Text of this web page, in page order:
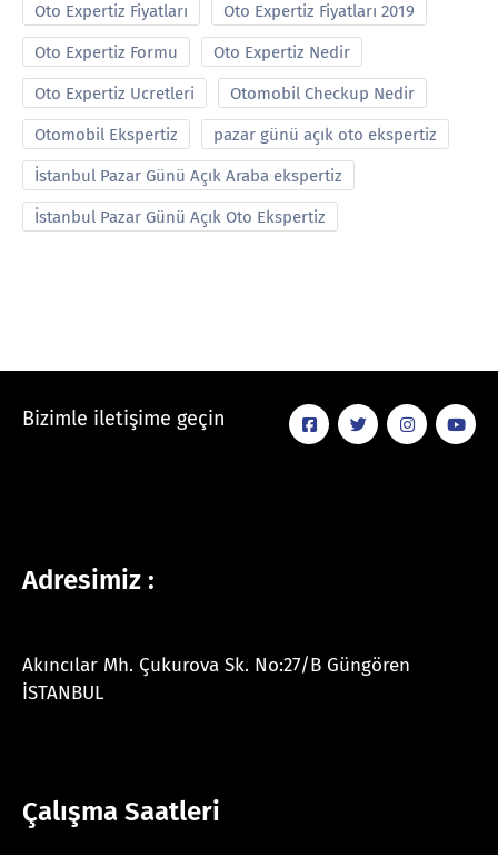
Oto Expertiz Fiyatları Oto Expertiz Fiyatları 2019
Oto Expertiz Formu Oto Expertiz Nedir
Oto Expertiz Ucretleri Otomobil Checkup Nedir
Otomobil Ekspertiz pazar günü açık oto ekspertiz
İstanbul Pazar Günü Açık Araba ekspertiz
İstanbul Pazar Günü Açık Oto Ekspertiz
Bizimle iletişime geçin
Adresimiz :
Akıncılar Mh. Çukurova Sk. No:27/B Güngören
İSTANBUL
Çalışma Saatleri